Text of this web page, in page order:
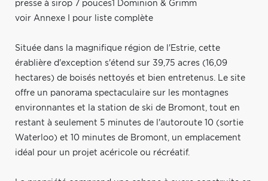
presse à sirop 7 pouces1 Dominion & Grimm
voir Annexe I pour liste complète
Située dans la magnifique région de l'Estrie, cette
érablière d'exception s'étend sur 39,75 acres (16,09
hectares) de boisés nettoyés et bien entretenus. Le site
offre un panorama spectaculaire sur les montagnes
environnantes et la station de ski de Bromont, tout en
restant à seulement 5 minutes de l'autoroute 10 (sortie
Waterloo) et 10 minutes de Bromont, un emplacement
idéal pour un projet acéricole ou récréatif.